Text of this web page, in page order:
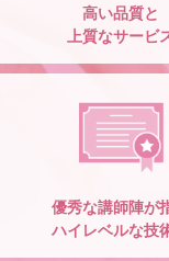
高い品質と
上質なサービ
優秀な講師陣が
ハイレベルな技